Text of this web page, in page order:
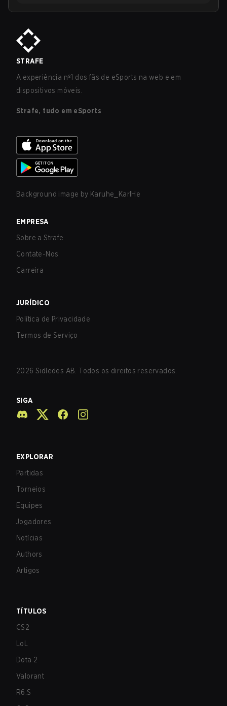
STRAFE
A experiência nº1 dos fãs de eSports na web e em
dispositivos móveis.
Strafe, tudo em eSports
Background image by Karuhe_KarlHe
EMPRESA
Sobre a Strafe
Contate-Nos
Carreira
JURÍDICO
Política de Privacidade
Termos de Serviço
2026 Sidledes AB. Todos os direitos reservados.
SIGA
EXPLORAR
Partidas
Torneios
Equipes
Jogadores
Notícias
Authors
Artigos
TÍTULOS
CS2
LoL
Dota 2
Valorant
R6:S